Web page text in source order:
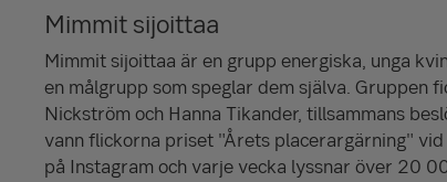
Mimmit sijoittaa
Mimmit sijoittaa är en grupp energiska, unga
en målgrupp som speglar dem själva. Gruppen
Nickström och Hanna Tikander, tillsammans
vann flickorna priset "Årets placerargärning"
på Instagram och varje vecka lyssnar över 20